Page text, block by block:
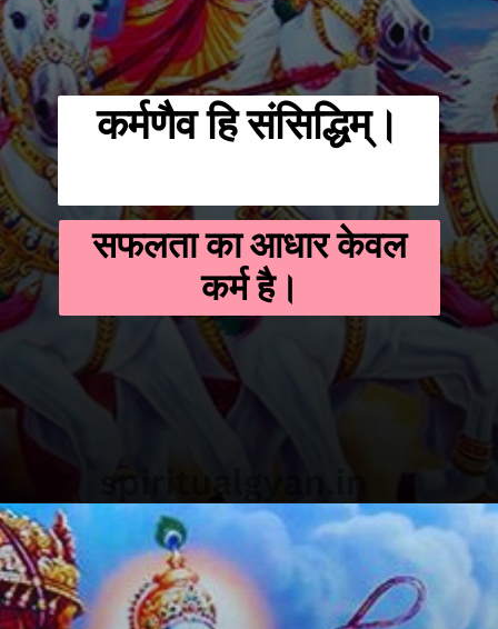
कर्मणैव हि संसिद्धिम्।
सफलता का आधार केवल
कर्म है।